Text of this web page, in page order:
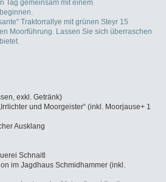
Tag gemeinsam mit einem
Traktorrallye mit grünen Steyr 15
Moorführung. Lassen Sie sich überraschen
exkl. Getränk)
und Moorgeister“ (inkl. Moorjause+ 1
Ausklang
Schnaitl
im Jagdhaus Schmidhammer (inkl.